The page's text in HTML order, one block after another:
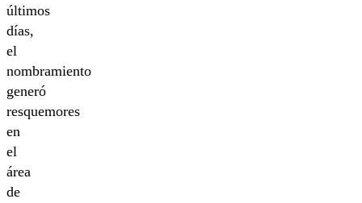
últimos
días,
el
nombramiento
generó
resquemores
en
el
área
de